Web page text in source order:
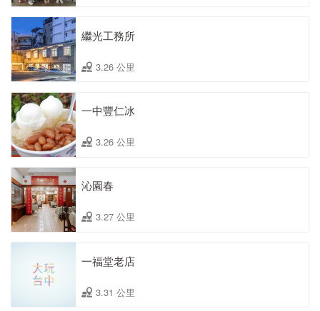
繼光工務所
3.26 公里
一中豐仁冰
3.26 公里
沁園春
3.27 公里
一福堂老店
3.31 公里